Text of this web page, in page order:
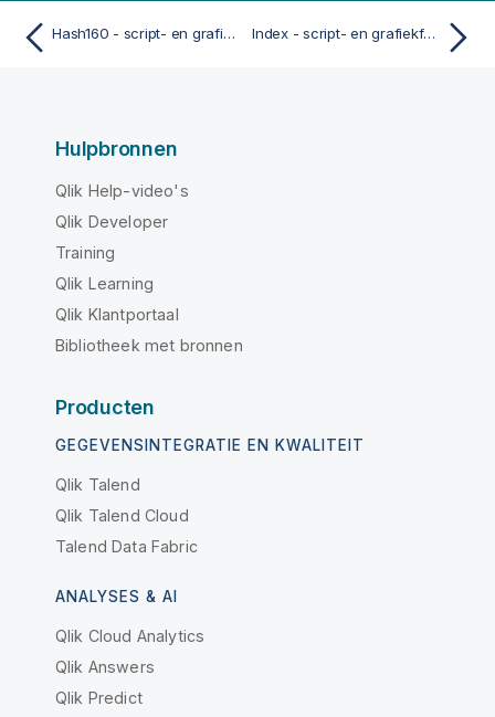
Hash160 - script- en grafiekfunctie Index - script- en grafiekfunctie
Hulpbronnen
Qlik Help-video's
Qlik Developer
Training
Qlik Learning
Qlik Klantportaal
Bibliotheek met bronnen
Producten
GEGEVENSINTEGRATIE EN KWALITEIT
Qlik Talend
Qlik Talend Cloud
Talend Data Fabric
ANALYSES & AI
Qlik Cloud Analytics
Qlik Answers
Qlik Predict